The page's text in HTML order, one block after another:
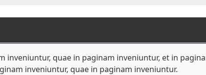
inveniuntur, quae in paginam inveniuntur, et in
inveniuntur, quae in paginam inveniuntur.